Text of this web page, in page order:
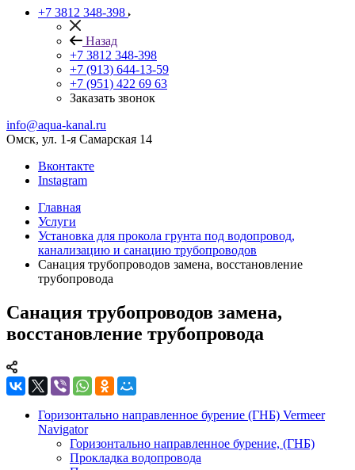
+7 3812 348-398
Назад
+7 3812 348-398
+7 (913) 644-13-59
+7 (951) 422 69 63
Заказать звонок
info@aqua-kanal.ru
Омск, ул. 1-я Самарская 14
Вконтакте
Instagram
Главная
Услуги
Установка для прокола грунта под водопровод,
канализацию и санацию трубопроводов
Санация трубопроводов замена, восстановление
трубопровода
Санация трубопроводов замена,
восстановление трубопровода
Горизонтально направленное бурение (ГНБ) Vermeer
Navigator
Горизонтально направленное бурение, (ГНБ)
Прокладка водопровода